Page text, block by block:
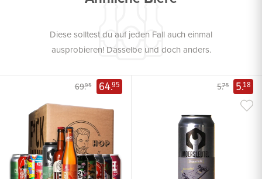
Diese solltest du auf jeden Fall auch einmal
ausprobieren! Dasselbe und doch anders.
69.95 64.95 5.75 5.18